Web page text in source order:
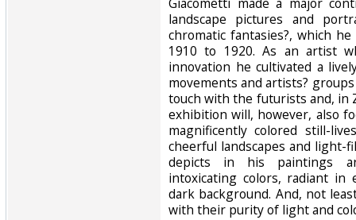
landscape pictures and
chromatic fantasies?, which
1910 to 1920. As an artist
innovation he cultivated a
movements and artists?
touch with the futurists and, in
exhibition will, however, also
magnificently colored still-
cheerful landscapes and light-
depicts in his paintings
intoxicating colors, radiant in
dark background. And, not
with their purity of light and